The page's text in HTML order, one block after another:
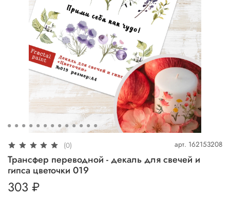
(0) арт. 162153208
Трансфер переводной - декаль для свечей и
гипса цветочки 019
303 ₽